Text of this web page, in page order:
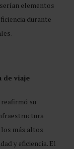
elementos
durante
de viaje
su
más altos
y eficiencia. El